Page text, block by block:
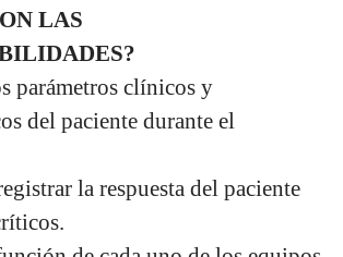
LAS
parámetros clínicos y
del paciente durante el
la respuesta del paciente